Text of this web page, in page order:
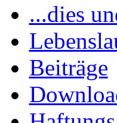
...dies
Beiträge